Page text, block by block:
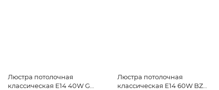
Люстра потолочная
классическая E14 40W G
Люстра потолочная
классическая E14 60W BZ